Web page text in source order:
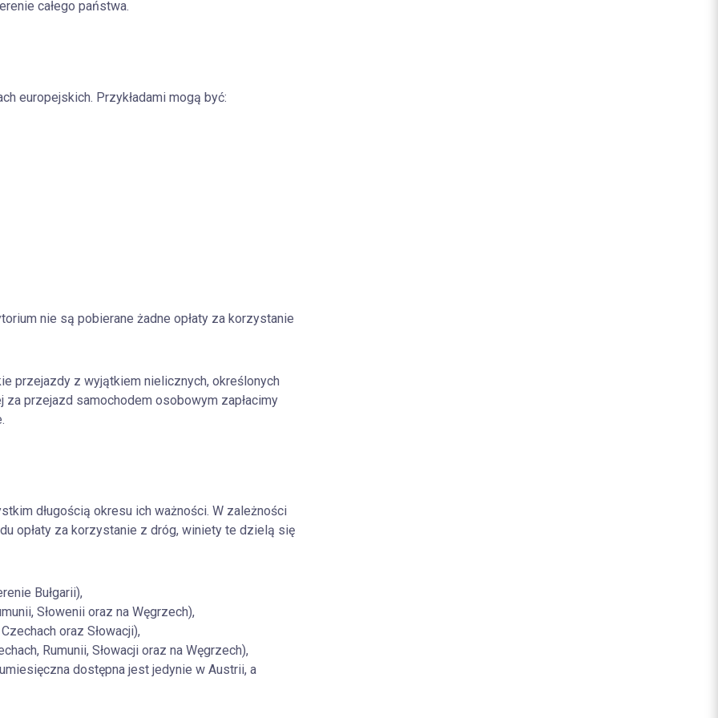
całego państwa.
europejskich. Przykładami mogą być:
nie są pobierane żadne opłaty za korzystanie
przejazdy z wyjątkiem nielicznych, określonych
za przejazd samochodem osobowym zapłacimy
długością okresu ich ważności. W zależności
opłaty za korzystanie z dróg, winiety te dzielą się
Bułgarii),
Słowenii oraz na Węgrzech),
oraz Słowacji),
Rumunii, Słowacji oraz na Węgrzech),
dostępna jest jedynie w Austrii, a